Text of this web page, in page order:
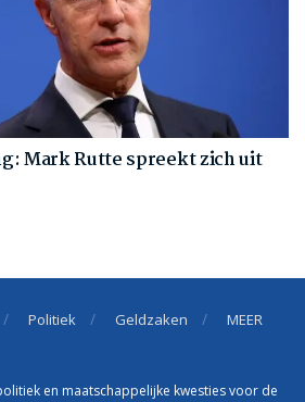
Mark Rutte spreekt zich uit
Politiek Geldzaken MEER
en maatschappelijke kwesties voor de